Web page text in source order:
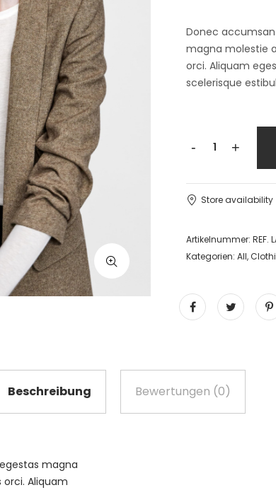
Donec
magna molestie
orci. Aliquam
scelerisque
- +
Store availability
Artikelnummer: REF.
Kategorien: All,
Beschreibung Bewertungen (0)
magna
Aliquam